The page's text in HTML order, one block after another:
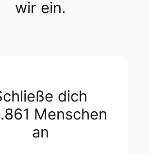
wir ein.
dich
Menschen
an